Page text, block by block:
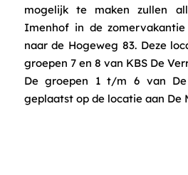
mogelijk te maken zullen
Imenhof in de zomervakantie
naar de Hogeweg 83. Deze
groepen 7 en 8 van KBS De
De groepen 1 t/m 6 van De
geplaatst op de locatie aan De